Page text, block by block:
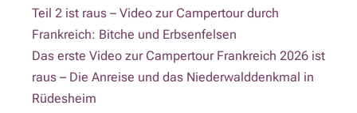
Teil 2 ist raus – Video zur Campertour durch
Frankreich: Bitche und Erbsenfelsen
Das erste Video zur Campertour Frankreich 2026 ist
raus – Die Anreise und das Niederwalddenkmal in
Rüdesheim